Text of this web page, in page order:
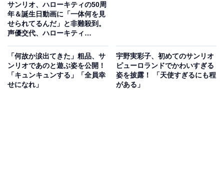
サンリオ、ハローキティの50周
年＆誕生日動画に「一体何を見
せられてるんだ」と非難殺到。
声優交代、ハローキティ
影響か
「何故か涙出てきた」粗品、サ
ンリオであのと遊ぶ姿を公開！
「キュンキュンする」「全員幸
せになれ」
宇野実彩子、初めてのサンリオ
ピューロランドでかわいすぎる
姿を披露！ 「天使すぎるにも程
がある」